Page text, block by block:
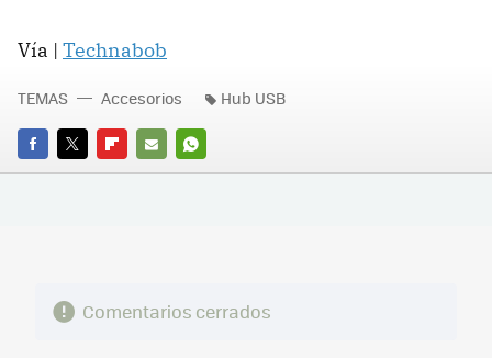
Vía | Technabob
FACEBOOK
TWITTERFLIPBOARD
E-
WHATSAPP
TEMAS Accesorios Hub USB
Comentarios cerrados